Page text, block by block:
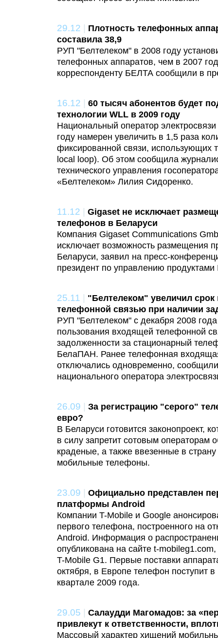
29.12 | Плотность телефонных
составила 38,9
РУП "Белтелеком" в 2008 году
телефонных аппаратов, чем в 2007
корреспонденту БЕЛТА сообщили в
16.12 | 60 тысяч абонентов будет
технологии WLL в 2009 году
Национальный оператор
году намерен увеличить в 1,5 раза
фиксированной связи, использующих
local loop). Об этом сообщила
технического управления
«Белтелеком» Лилия Сидоренко.
11.12 | Gigaset не исключает
телефонов в Беларуси
Компания Gigaset Communications
исключает возможность размещения
Беларуси, заявил на пресс-
президент по управлению продуктами
25.11 | "Белтелеком" увеличил
телефонной связью при наличии
РУП "Белтелеком" с декабря 2008 года
пользования входящей телефонной
задолженности за стационарный
БелаПАН. Ранее телефонная
отключались одновременно,
национального оператора
26.09 | За регистрацию "серого"
евро?
В Беларуси готовится законопроект,
в силу запретит сотовым операторам
краденые, а также ввезенные в
мобильные телефоны.
23.09 | Официально представлен
платформы Android
Компании T-Mobile и Google
первого телефона, построенного на
Android. Информация о
опубликована на сайте t-
T-Mobile G1. Первые поставки
октября, в Европе телефон поступит
квартале 2009 года.
29.05 | Салаудди Магомадов: за
привлекут к ответственности,
Массовый характер хищений